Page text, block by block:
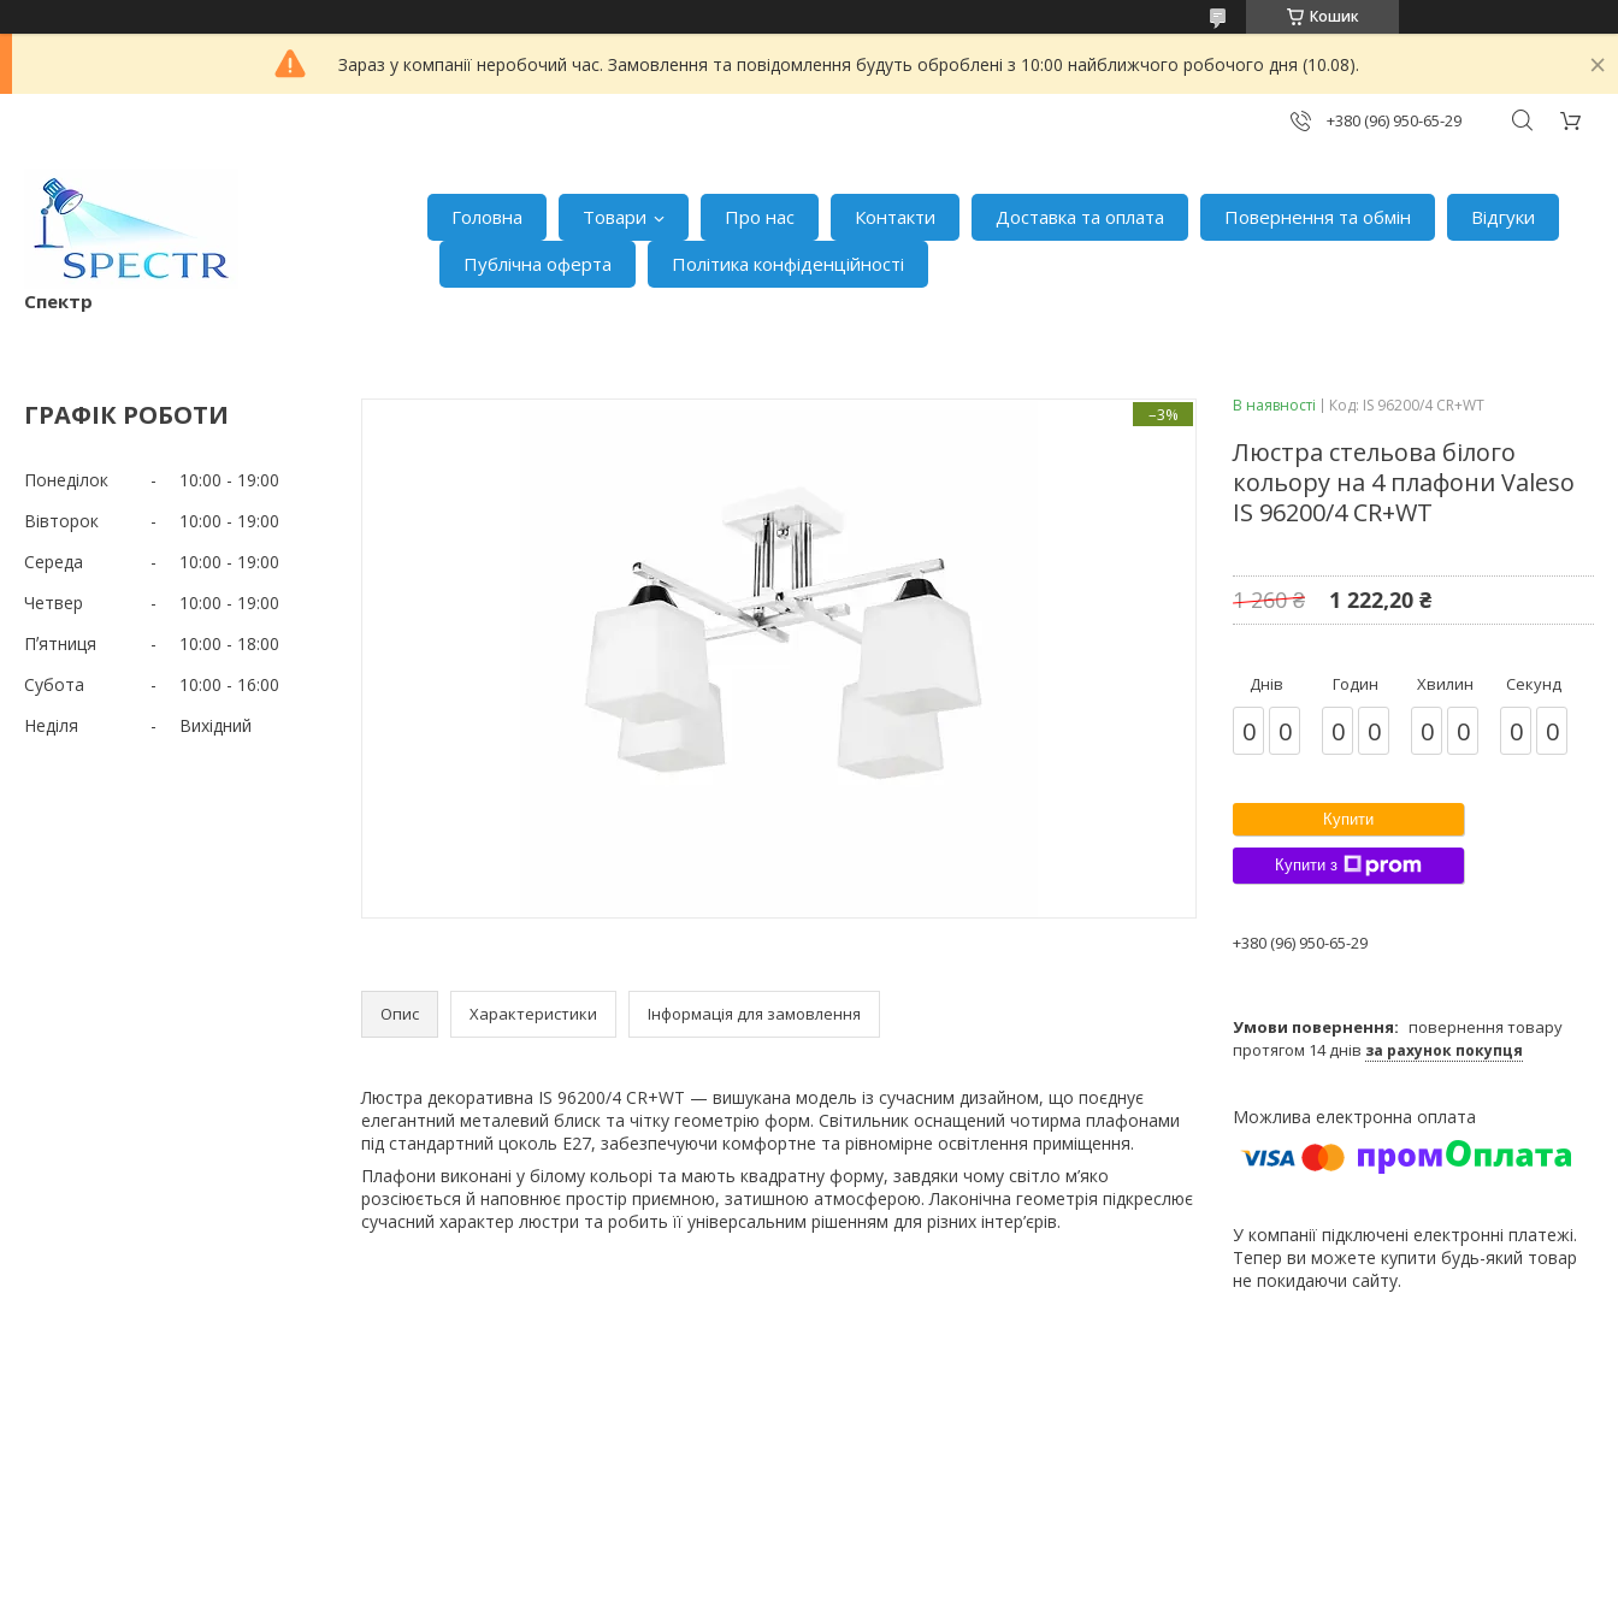
Кошик
Зараз у компанії неробочий час. Замовлення та повідомлення будуть оброблені з 10:00 найближчого робочого дня (10.08).
+380 (96) 950-65-29
Спектр
Головна Товари Про нас Контакти Доставка та оплата Повернення та обмін
Відгуки
Публічна оферта
Політика конфіденційності
ГРАФІК РОБОТИ
Понеділок 10:00
19:00
Вівторок
10:00
19:00
Середа
10:00
19:00
Четвер
10:00
19:00
Пʼятниця
10:00
18:00
Субота
10:00
16:00
Неділя
Вихідний
–3%
Опис Характеристики Інформація для замовлення
Люстра декоративна IS 96200/4 CR+WT — вишукана модель із сучасним дизайном, що поєднує
елегантний металевий блиск та чітку геометрію форм. Світильник оснащений чотирма плафонами
під стандартний цоколь E27, забезпечуючи комфортне та рівномірне освітлення приміщення.
Плафони виконані у білому кольорі та мають квадратну форму, завдяки чому світло м’яко
розсіюється й наповнює простір приємною, затишною атмосферою. Лаконічна геометрія підкреслює
сучасний характер люстри та робить її універсальним рішенням для різних інтер’єрів.
В наявності Код: IS 96200/4 CR+WT
Люстра стельова білого
кольору на 4 плафони Valeso
IS 96200/4 CR+WT
1 260 ₴ 1 222,20 ₴
Днів
0 0
Годин
0 0
Хвилин
0 0
Секунд
0 0
Купити
Купити з
+380 (96) 950-65-29
повернення товару
протягом 14 днів за рахунок покупця
У компанії підключені електронні платежі.
Тепер ви можете купити будь-який товар
не покидаючи сайту.